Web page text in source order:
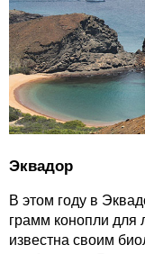
Эквадор
В этом году в
грамм конопли для
известна своим